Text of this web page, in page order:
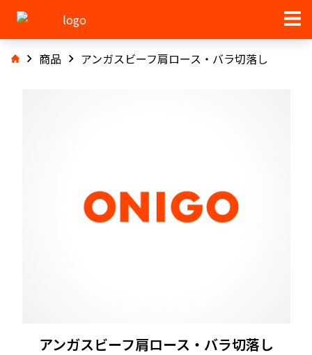
商品 アンガスビーフ肩ロース・バラ切落し
アンガスビーフ肩ロース・バラ切落し